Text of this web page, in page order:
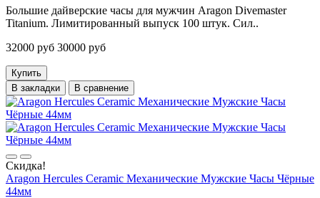
Большие дайверские часы для мужчин Aragon Divemaster
Titanium. Лимитированный выпуск 100 штук. Сил..
32000 руб 30000 руб
Купить
В закладки
В сравнение
Скидка!
Aragon Hercules Ceramic Механические Мужские Часы Чёрные
44мм